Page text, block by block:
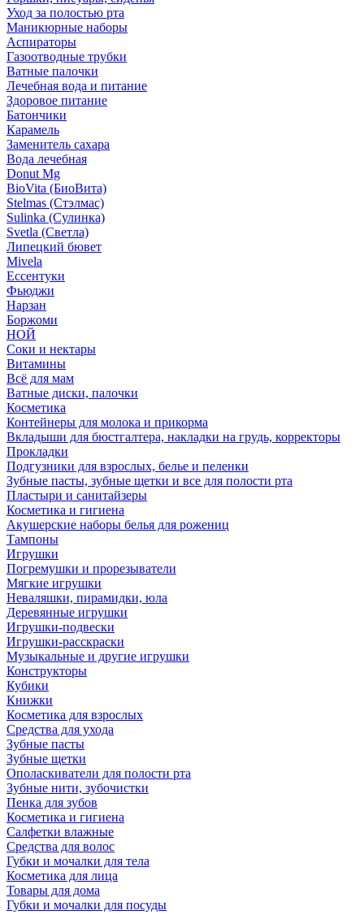
Уход за полостью рта
Маникюрные наборы
Аспираторы
Газоотводные трубки
Ватные палочки
Лечебная вода и питание
Здоровое питание
Батончики
Карамель
Заменитель сахара
Вода лечебная
Donut Mg
BioVita (БиоВита)
Stelmas (Стэлмас)
Sulinka (Сулинка)
Svetla (Светла)
Липецкий бювет
Mivela
Ессентуки
Фьюджи
Нарзан
Боржоми
НОЙ
Соки и нектары
Витамины
Всё для мам
Ватные диски, палочки
Косметика
Контейнеры для молока и прикорма
Вкладыши для бюстгалтера, накладки на грудь, корректоры
Прокладки
Подгузники для взрослых, белье и пеленки
Зубные пасты, зубные щетки и все для полости рта
Пластыри и санитайзеры
Косметика и гигиена
Акушерские наборы белья для рожениц
Тампоны
Игрушки
Погремушки и прорезыватели
Мягкие игрушки
Неваляшки, пирамидки, юла
Деревянные игрушки
Игрушки-подвески
Игрушки-расскраски
Музыкальные и другие игрушки
Конструкторы
Кубики
Книжки
Косметика для взрослых
Средства для ухода
Зубные пасты
Зубные щетки
Ополаскиватели для полости рта
Зубные нити, зубочистки
Пенка для зубов
Косметика и гигиена
Салфетки влажные
Средства для волос
Губки и мочалки для тела
Косметика для лица
Товары для дома
Губки и мочалки для посуды